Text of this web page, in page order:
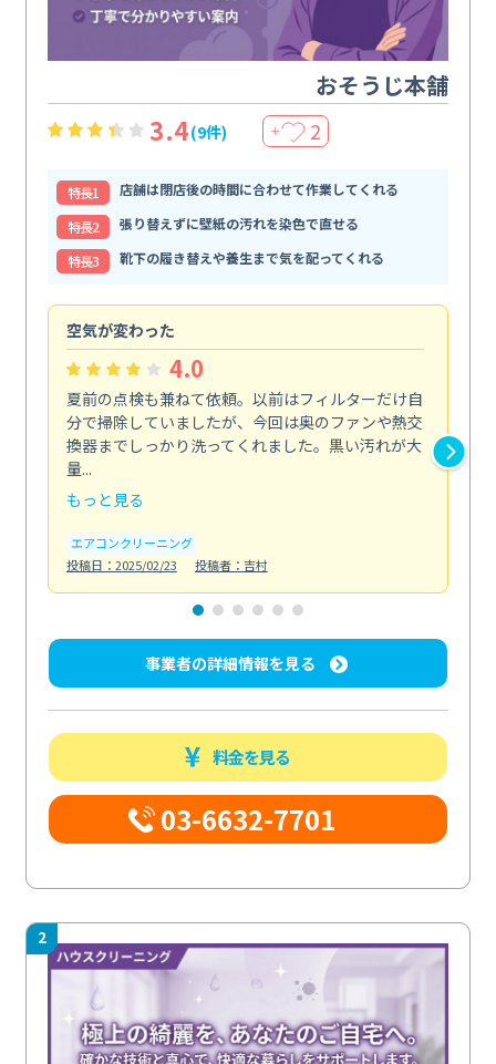
おそうじ本舗
3.4(9件) ＋ 2
特⻑1
店舗は閉店後の時間に合わせて作業してくれる
特⻑2
張り替えずに壁紙の汚れを染色で直せる
特⻑3
靴下の履き替えや養生まで気を配ってくれる
空気が変わった
4.0
夏前の点検も兼ねて依頼。以前はフィルターだけ自
分で掃除していましたが、今回は奥のファンや熱交
換器までしっかり洗ってくれました。黒い汚れが大
量...
もっと見る
エアコンクリーニング
投稿日：2025/02/23
投稿者：吉村
事業者の詳細情報を見る
料金を見る
03-6632-7701
2